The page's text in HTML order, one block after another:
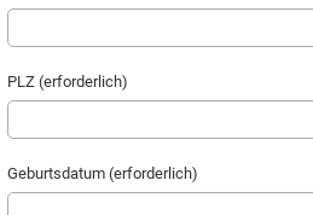
PLZ (erforderlich)
Geburtsdatum (erforderlich)